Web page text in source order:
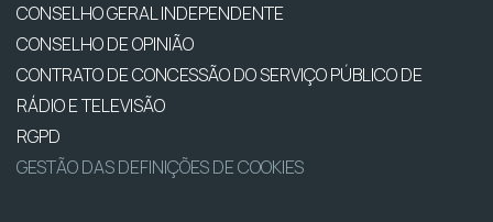
CONSELHO GERAL INDEPENDENTE
CONSELHO DE OPINIÃO
CONTRATO DE CONCESSÃO DO SERVIÇO PÚBLICO DE
RÁDIO E TELEVISÃO
RGPD
GESTÃO DAS DEFINIÇÕES DE COOKIES